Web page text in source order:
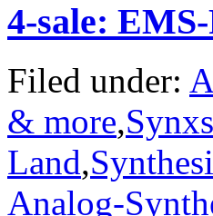
4-sale:
Filed under:
& more,
Land,
Analog-